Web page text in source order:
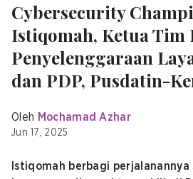
Cybersecurity
Istiqomah, Ketua Tim
Penyelenggaraan
dan PDP, Pusdatin-
Oleh Mochamad Azhar
Jun 17, 2025
Istiqomah berbagi perjalanannya